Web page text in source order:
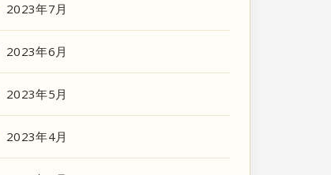
2023年7月
2023年6月
2023年5月
2023年4月